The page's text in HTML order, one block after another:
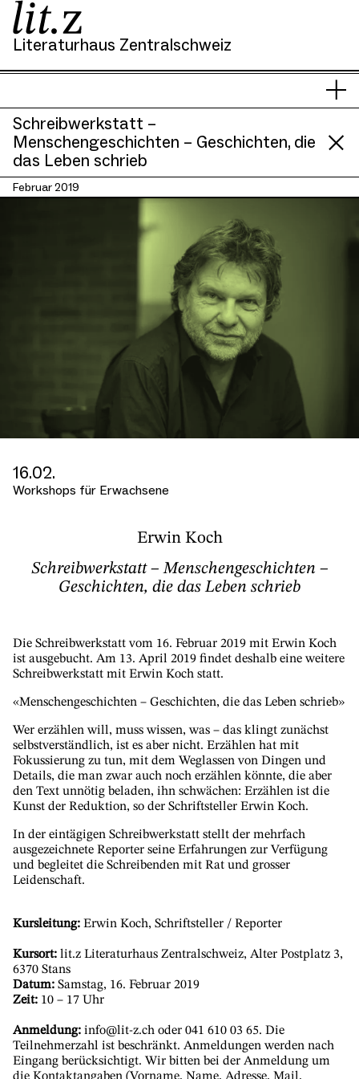
Literaturhaus Zentralschweiz
Schreibwerkstatt –
Menschengeschichten – Geschichten, die
das Leben schrieb
Februar 2019
16.02.
Workshops für Erwachsene
Erwin Koch
Schreibwerkstatt – Menschengeschichten –
Geschichten, die das Leben schrieb
Die Schreibwerkstatt vom 16. Februar 2019 mit Erwin Koch
ist ausgebucht. Am 13. April 2019 findet deshalb eine weitere
Schreibwerkstatt mit Erwin Koch statt.
«Menschengeschichten – Geschichten, die das Leben schrieb»
Wer erzählen will, muss wissen, was – das klingt zunächst
selbstverständlich, ist es aber nicht. Erzählen hat mit
Fokussierung zu tun, mit dem Weglassen von Dingen und
Details, die man zwar auch noch erzählen könnte, die aber
den Text unnötig beladen, ihn schwächen: Erzählen ist die
Kunst der Reduktion, so der Schriftsteller Erwin Koch.
In der eintägigen Schreibwerkstatt stellt der mehrfach
ausgezeichnete Reporter seine Erfahrungen zur Verfügung
und begleitet die Schreibenden mit Rat und grosser
Leidenschaft.
Kursleitung: Erwin Koch, Schriftsteller / Reporter
Kursort: lit.z Literaturhaus Zentralschweiz, Alter Postplatz 3,
6370 Stans
Datum: Samstag, 16. Februar 2019
Zeit: 10 – 17 Uhr
Anmeldung: info@lit-z.ch oder 041 610 03 65. Die
Teilnehmerzahl ist beschränkt. Anmeldungen werden nach
Eingang berücksichtigt. Wir bitten bei der Anmeldung um